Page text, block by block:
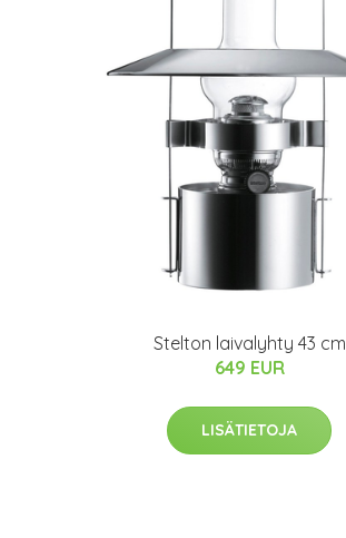
Stelton laivalyhty 43 cm
649 EUR
LISÄTIETOJA